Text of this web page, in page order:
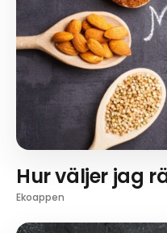
Hur väljer jag
Ekoappen